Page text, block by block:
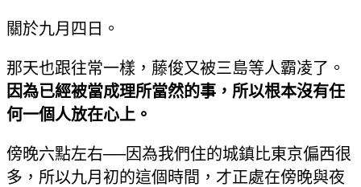
關於九月四日。
那天也跟往常一樣，藤俊又被三島等人霸凌了。
因為已經被當成理所當然的事，所以根本沒有任
何一個人放在心上。
傍晚六點左右──因為我們住的城鎮比東京偏西很
多，所以九月初的這個時間，才正處在傍晚與夜